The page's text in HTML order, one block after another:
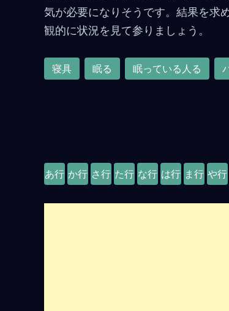
気が必要になりそうです。結果を求
観的に状況を見て参りましょう。
寝具 眠る 眠っている人る
あ行 か行 さ行 た行 な行 は行 ま行 や行